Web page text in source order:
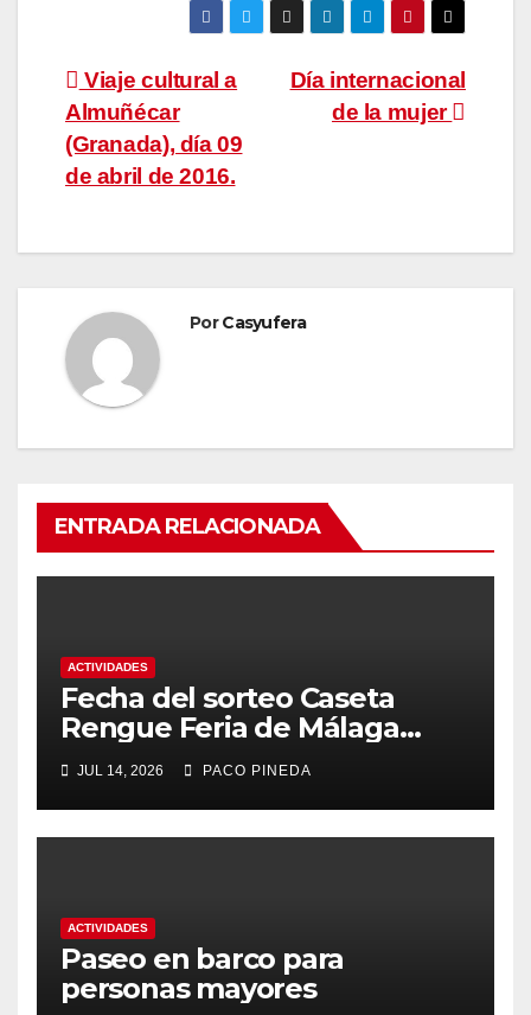
Navegación
de
entradas
Día internacional
de la mujer
Viaje cultural a
Almuñécar
(Granada), día 09
de abril de 2016.
PorCasyufera
ENTRADA RELACIONADA
ACTIVIDADES
Fecha del sorteo Caseta
Rengue Feria de Málaga
2026
JUL 14, 2026 PACO PINEDA
ACTIVIDADES
Paseo en barco para
personas mayores